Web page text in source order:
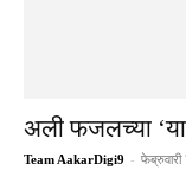
अली फजलच्या
Team AakarDigi9 -